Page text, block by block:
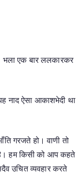
भला एक बार ललकारकर
नाद ऐसा आकाशभेदी था
गरजते हो। वाणी तो
है। हम किसी को आप कहते
उचित व्यवहार करते